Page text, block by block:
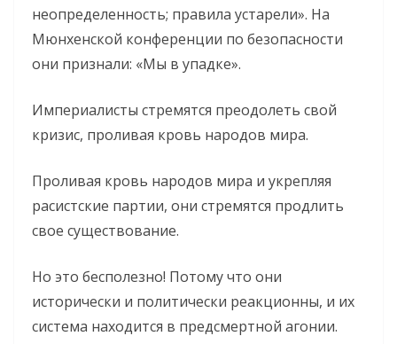
неопределенность; правила устарели». На
Мюнхенской конференции по безопасности
они признали: «Мы в упадке».
Империалисты стремятся преодолеть свой
кризис, проливая кровь народов мира.
Проливая кровь народов мира и укрепляя
расистские партии, они стремятся продлить
свое существование.
Но это бесполезно! Потому что они
исторически и политически реакционны, и их
система находится в предсмертной агонии.